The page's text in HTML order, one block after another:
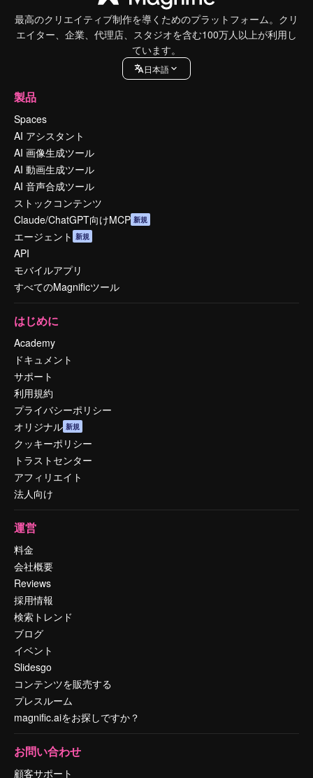
最高のクリエイティブ制作を導くためのプラットフォーム。クリ
エイター、企業、代理店、スタジオを含む100万人以上が利用し
ています。
日本語
製品
Spaces
AI アシスタント
AI 画像生成ツール
AI 動画生成ツール
AI 音声合成ツール
ストックコンテンツ
Claude/ChatGPT向けMCP 新規
エージェント 新規
API
モバイルアプリ
すべてのMagnificツール
はじめに
Academy
ドキュメント
サポート
利用規約
プライバシーポリシー
オリジナル 新規
クッキーポリシー
トラストセンター
アフィリエイト
法人向け
運営
料金
会社概要
Reviews
採用情報
検索トレンド
ブログ
イベント
Slidesgo
コンテンツを販売する
プレスルーム
magnific.aiをお探しですか？
お問い合わせ
顧客サポート